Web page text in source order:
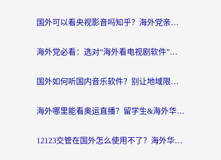
国外可以看央视影音吗知乎？海外党亲测有效的回国加速方案
海外党必看：选对“海外看电视剧软件”，再也不用愁国内剧刷不了
国外如何听国内音乐软件？别让地域限制，断了你的中文歌单
海外哪里能看奥运直播？留学生&海外华人必看的体育赛事观赛终极指南
12123交管在国外怎么使用不了？海外华人必看的无缝访问国内资源指南